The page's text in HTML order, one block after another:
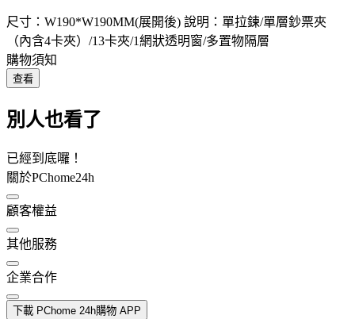
尺寸：W190*W190MM(展開後) 說明：單拉鍊/單層鈔票夾
（內含4卡夾）/13卡夾/1網狀透明窗/多置物隔層
購物須知
查看
別人也看了
已經到底囉！
關於PChome24h
顧客權益
其他服務
企業合作
下載 PChome 24h購物 APP